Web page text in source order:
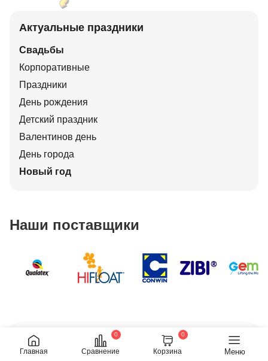
Главная Сравнение
0
Корзина
0
Меню
Актуальные праздники
Свадьбы
Корпоративные
Праздники
День рождения
Детский праздник
Валентинов день
День города
Новый год
Наши поставщики
Обратный звонок